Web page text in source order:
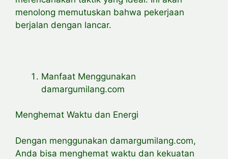
menolong memutuskan bahwa pekerjaan
berjalan dengan lancar.
Manfaat Menggunakan
damargumilang.com
Menghemat Waktu dan Energi
Dengan menggunakan damargumilang.com,
Anda bisa menghemat waktu dan kekuatan